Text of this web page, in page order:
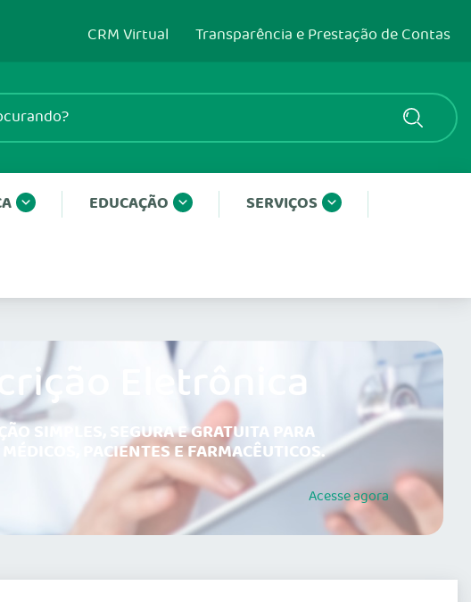
CRM Virtual Transparência e Prestação de Contas
EDUCAÇÃO SERVIÇOS
Eletrônica
SIMPLES, SEGURA E GRATUITA PARA
PACIENTES E FARMACÊUTICOS.
Acesseagora